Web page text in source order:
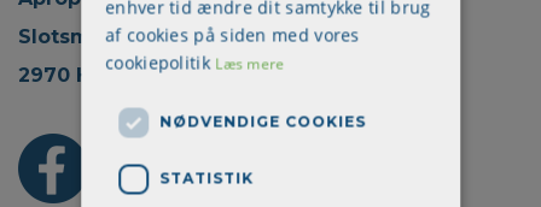
Slotsmarken 18, 2.
2970 Hørsholm
enhver tid ændre dit samtykke til brug
af cookies på siden med vores
cookiepolitik Læs mere
NØDVENDIGE COOKIES
STATISTIK